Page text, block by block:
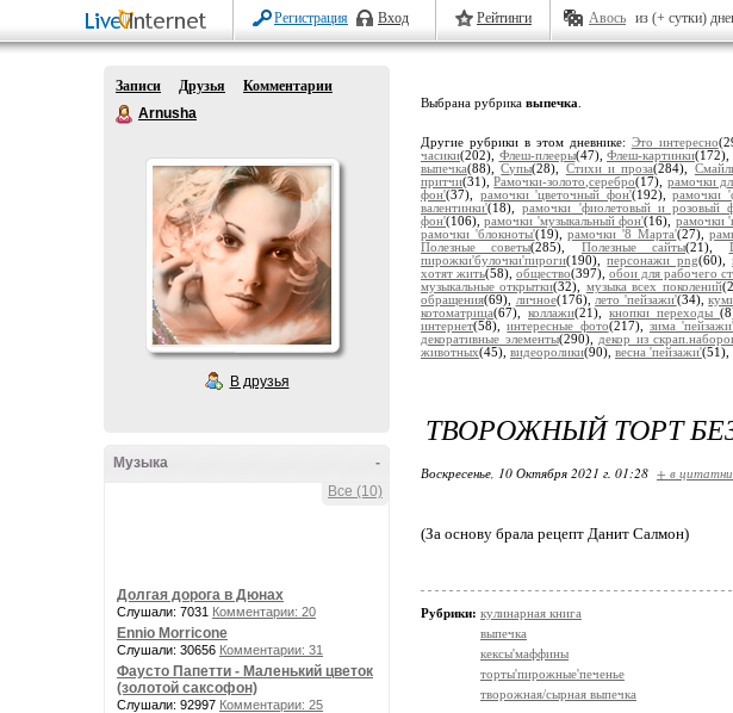
Регистрация Вход Рейтинги Авось из (+ сутки)
Записи Друзья
Комментарии
Arnusha
В друзья
-
Музыка
Все (10)
Долгая дорога в Дюнах
Слушали: 7031 Комментарии: 20
Ennio Morricone
Слушали: 30656 Комментарии: 31
Фаусто Папетти - Маленький цветок
(золотой саксофон)
Слушали: 92997 Комментарии: 25
Выбрана рубрика выпечка
Другие рубрики в этом дневнике: Это интересно
часики(202), Флеш-плееры(47), Флеш-картинки(172),
выпечка(88),Супы(28), Стихи и проза(284),
притчи(31),Рамочки-золото,серебро(17), рамочки
фон'(37), рамочки 'цветочный фон'(192),рамочки
валентинки'(18),рамочки 'фиолетовый и розовый
фон'(106),рамочки 'музыкальный фон'(16), рамочки
рамочки 'блокноты'(19),рамочки '8 Марта'(27),
Полезные советы(285), Полезные сайты(21),
пирожки'булочки'пироги(190),персонажи png(60),
хотят жить(58), общество(397), обои для рабочего
музыкальные открытки(32), музыка всех поколений
обращения(69), личное(176), лето 'пейзажи'(34),
котоматрица(67),коллажи(21),кнопки переходы
интернет(58),интересные фото(217), зима
декоративные элементы(290), декор из
животных(45), видеоролики(90), весна 'пейзажи'(51),
ТВОРОЖНЫЙ ТОРТ
Воскресенье, 10 Октября 2021 г. 01:28 + в
(За основу брала рецепт Данит Салмон)
Рубрики: кулинарная книга
выпечка
кексы'маффины
торты'пирожные'печенье
творожная/сырная выпечка